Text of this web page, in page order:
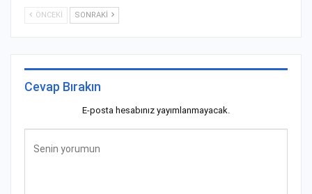
ÖNCEKI SONRAKI
Cevap Bırakın
E-posta hesabınız yayımlanmayacak.